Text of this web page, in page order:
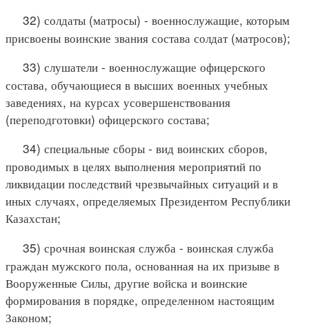
32) солдаты (матросы) - военнослужащие, которым
присвоены воинские звания состава солдат (матросов);
33) слушатели - военнослужащие офицерского
состава, обучающиеся в высших военных учебных
заведениях, на курсах усовершенствования
(переподготовки) офицерского состава;
34) специальные сборы - вид воинских сборов,
проводимых в целях выполнения мероприятий по
ликвидации последствий чрезвычайных ситуаций и в
иных случаях, определяемых Президентом Республики
Казахстан;
35) срочная воинская служба - воинская служба
граждан мужского пола, основанная на их призыве в
Вооруженные Силы, другие войска и воинские
формирования в порядке, определенном настоящим
Законом;